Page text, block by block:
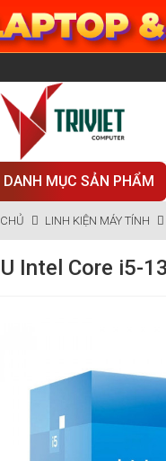
DANH MỤC SẢN PHẨM
LINH KIỆN MÁY TÍNH
Intel Core i5-